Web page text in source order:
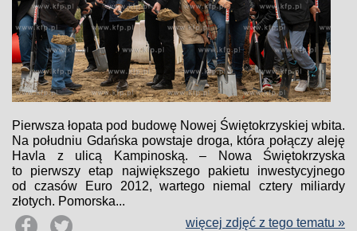
Pierwsza łopata pod budowę Nowej Świętokrzyskiej wbita.
Na południu Gdańska powstaje droga, która połączy aleję
Havla z ulicą Kampinoską. – Nowa Świętokrzyska
to pierwszy etap największego pakietu inwestycyjnego
od czasów Euro 2012, wartego niemal cztery miliardy
złotych. Pomorska...
więcej zdjęć z tego tematu »